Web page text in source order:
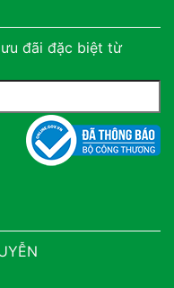
đãi đặc biệt từ